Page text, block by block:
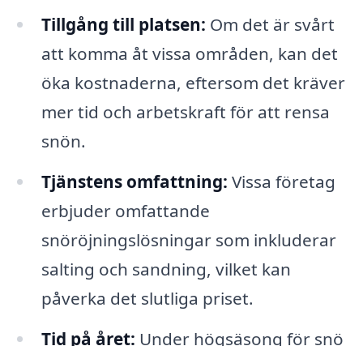
Tillgång till platsen: Om det är svårt
att komma åt vissa områden, kan det
öka kostnaderna, eftersom det kräver
mer tid och arbetskraft för att rensa
snön.
Tjänstens omfattning: Vissa företag
erbjuder omfattande
snöröjningslösningar som inkluderar
salting och sandning, vilket kan
påverka det slutliga priset.
Tid på året: Under högsäsong för snö